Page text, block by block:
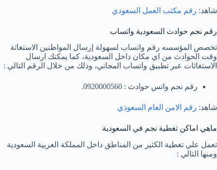
شاهد: رقم مكتب العمل السعودي
رقم نجم حوادث السعودية واتساب
تخصص المؤسسه رقم واتساب لسهولة إرسال المواطنين الاستغاثة
وقت الحوادث من اي مكان داخل السعودية، كما يمكنك ارسال
الاستغاثات عبر تطبيق واتساب المجاني، وذلك من خلال الرقم التالي :
رقم نجم واتس حوادث : 0920000560.
شاهد: رقم الامن العام السعودي
ماهي اماكن تغطية نجم في السعودية
تعمل علي تغطية الكثير من المناطق داخل المملكة العربية السعودية
ومنها التالي :